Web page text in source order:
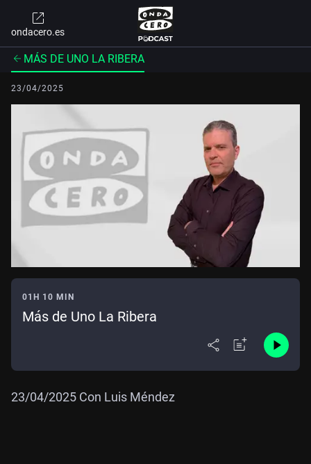
ondacero.es
MÁS DE UNO LA RIBERA
23/04/2025
01H 10 MIN
Más de Uno La Ribera
23/04/2025 Con Luis Méndez